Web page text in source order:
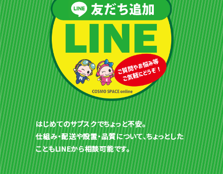
はじめてのサブスクでちょっと不安。
仕組み・配送や設置・品質について、ちょっとした
こともLINEから相談可能です。